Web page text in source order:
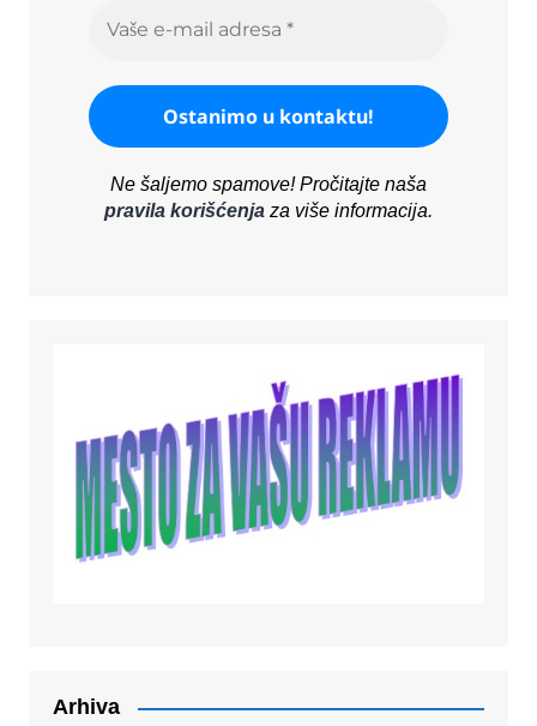
Ne šaljemo spamove! Pročitajte naša
pravila korišćenjaza više informacija.
Arhiva